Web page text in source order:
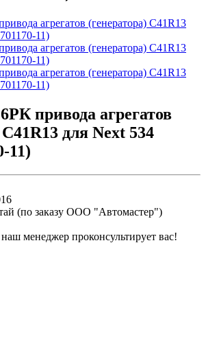
привода агрегатов
для Next 534
11)
(по заказу ООО "Автомастер")
менеджер проконсультирует вас!